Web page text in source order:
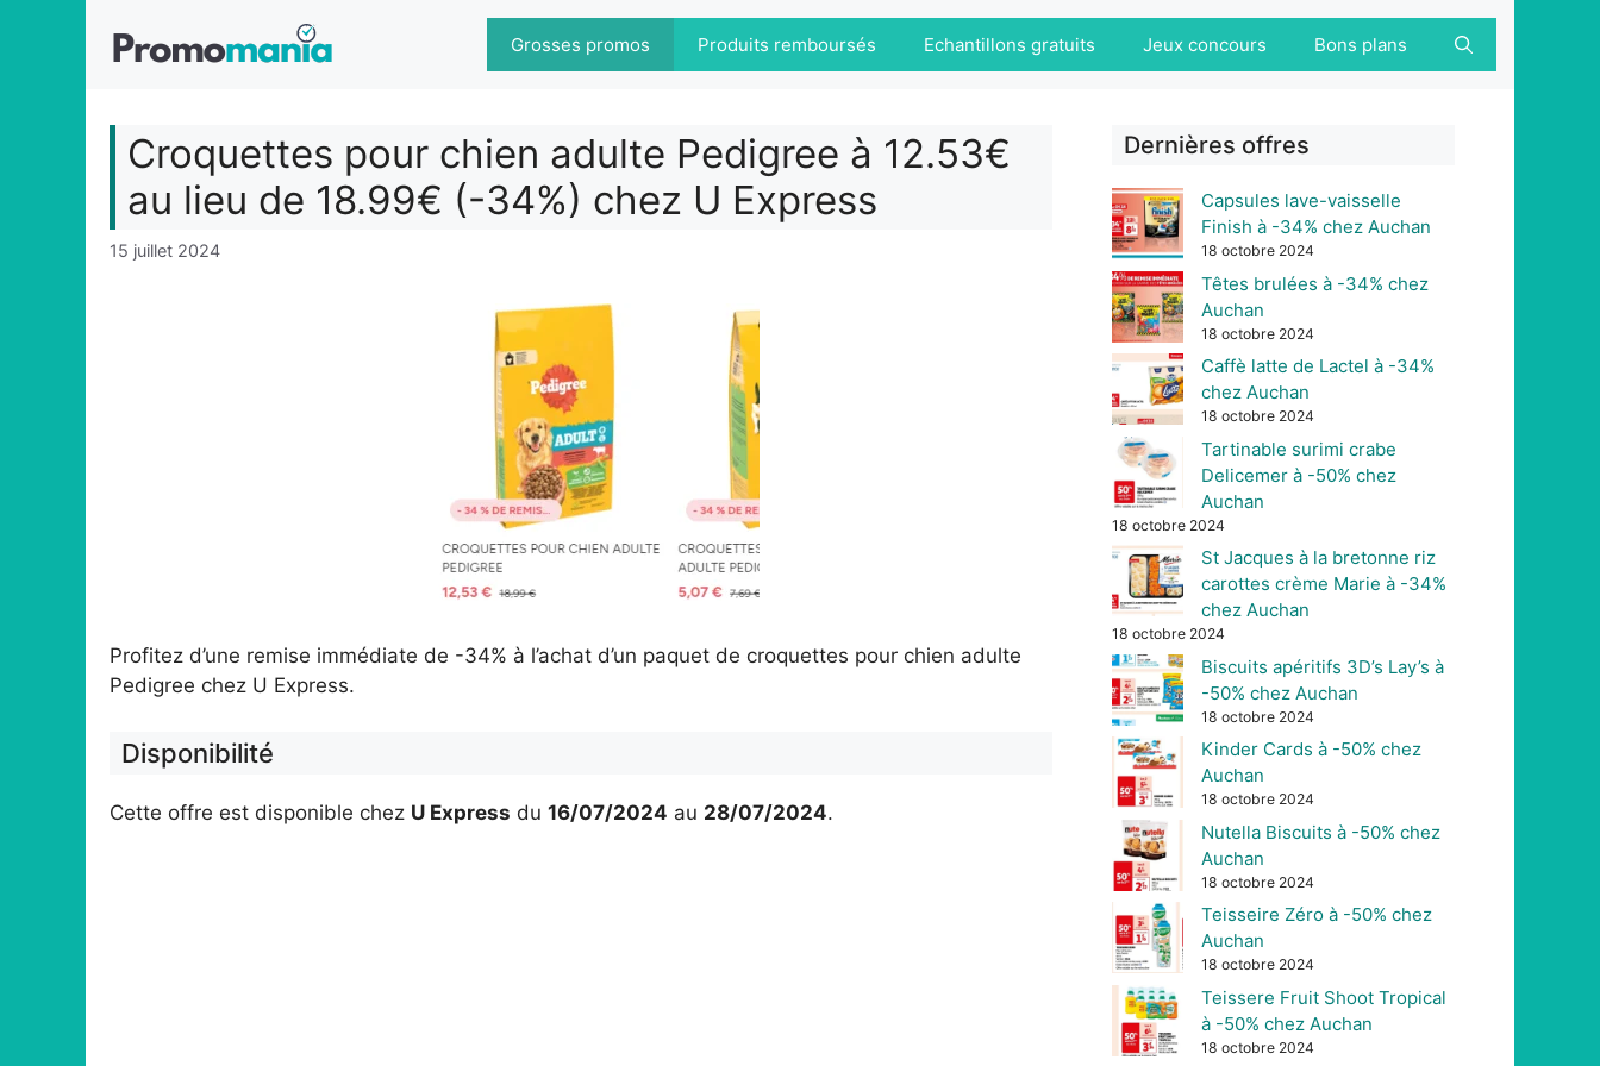
Grosses promos Produits remboursés Echantillons gratuits Jeux concours Bons plans
Croquettes pour chien adulte Pedigree à 12.53€
au lieu de 18.99€ (-34%) chez U Express
15 juillet 2024
Profitez d’une remise immédiate de -34% à l’achat d’un paquet de croquettes pour chien adulte
Pedigree chez U Express.
Disponibilité
Cette offre est disponible chez U Express du 16/07/2024 au 28/07/2024.
Dernières offres
Capsules lave-vaisselle
Finish à -34% chez Auchan
18 octobre 2024
Têtes brulées à -34% chez
Auchan
18 octobre 2024
Caffè latte de Lactel à -34%
chez Auchan
18 octobre 2024
Tartinable surimi crabe
Delicemer à -50% chez
Auchan
18 octobre 2024
St Jacques à la bretonne riz
carottes crème Marie à -34%
chez Auchan
18 octobre 2024
Biscuits apéritifs 3D’s Lay’s à
-50% chez Auchan
18 octobre 2024
Kinder Cards à -50% chez
Auchan
18 octobre 2024
Nutella Biscuits à -50% chez
Auchan
18 octobre 2024
Teisseire Zéro à -50% chez
Auchan
18 octobre 2024
Teissere Fruit Shoot Tropical
à -50% chez Auchan
18 octobre 2024